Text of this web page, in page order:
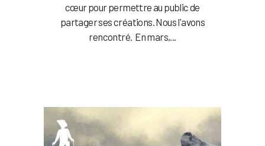
cœur pour permettre au public de
partager ses créations. Nous l'avons
rencontré. En mars,...